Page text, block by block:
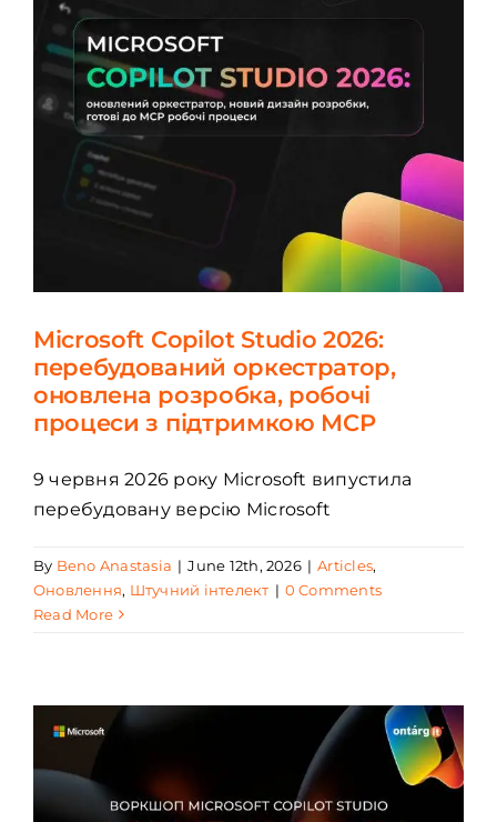
Microsoft Copilot Studio 2026:
перебудований оркестратор,
оновлена розробка, робочі
процеси з підтримкою MCP
9 червня 2026 року Microsoft випустила
перебудовану версію Microsoft
By Beno Anastasia | June 12th, 2026 | Articles,
Оновлення, Штучний інтелект | 0 Comments
Read More